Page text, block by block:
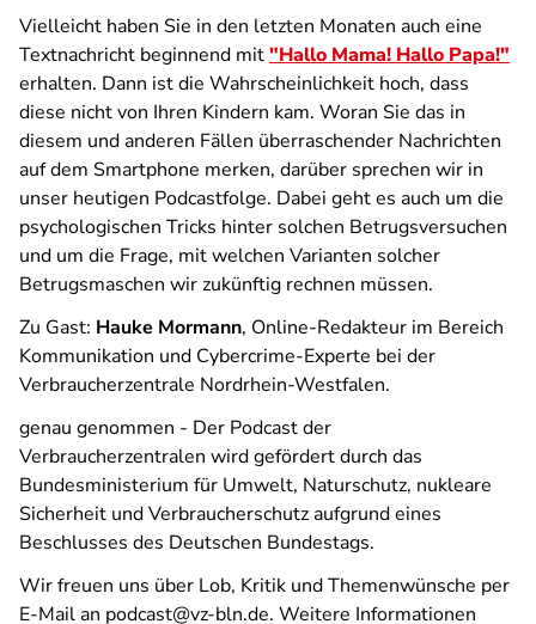
Vielleicht haben Sie in den letzten Monaten auch eine
Textnachricht beginnend mit"Hallo Mama! Hallo Papa!"
erhalten. Dann ist die Wahrscheinlichkeit hoch, dass
diese nicht von Ihren Kindern kam. Woran Sie das in
diesem und anderen Fällen überraschender Nachrichten
auf dem Smartphone merken, darüber sprechen wir in
unser heutigen Podcastfolge. Dabei geht es auch um die
psychologischen Tricks hinter solchen Betrugsversuchen
und um die Frage, mit welchen Varianten solcher
Betrugsmaschen wir zukünftig rechnen müssen.
Zu Gast: Hauke Mormann, Online-Redakteur im Bereich
Kommunikation und Cybercrime-Experte bei der
Verbraucherzentrale Nordrhein-Westfalen.
genau genommen - Der Podcast der
Verbraucherzentralen wird gefördert durch das
Bundesministerium für Umwelt, Naturschutz, nukleare
Sicherheit und Verbraucherschutz aufgrund eines
Beschlusses des Deutschen Bundestags.
Wir freuen uns über Lob, Kritik und Themenwünsche per
E-Mail an podcast@vz-bln.de. Weitere Informationen